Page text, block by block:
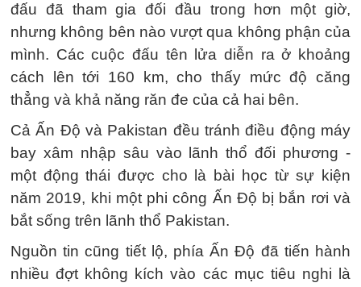
đấu đã tham gia đối đầu trong hơn một giờ,
nhưng không bên nào vượt qua không phận của
mình. Các cuộc đấu tên lửa diễn ra ở khoảng
cách lên tới 160 km, cho thấy mức độ căng
thẳng và khả năng răn đe của cả hai bên.
Cả Ấn Độ và Pakistan đều tránh điều động máy
bay xâm nhập sâu vào lãnh thổ đối phương -
một động thái được cho là bài học từ sự kiện
năm 2019, khi một phi công Ấn Độ bị bắn rơi và
bắt sống trên lãnh thổ Pakistan.
Nguồn tin cũng tiết lộ, phía Ấn Độ đã tiến hành
nhiều đợt không kích vào các mục tiêu nghi là